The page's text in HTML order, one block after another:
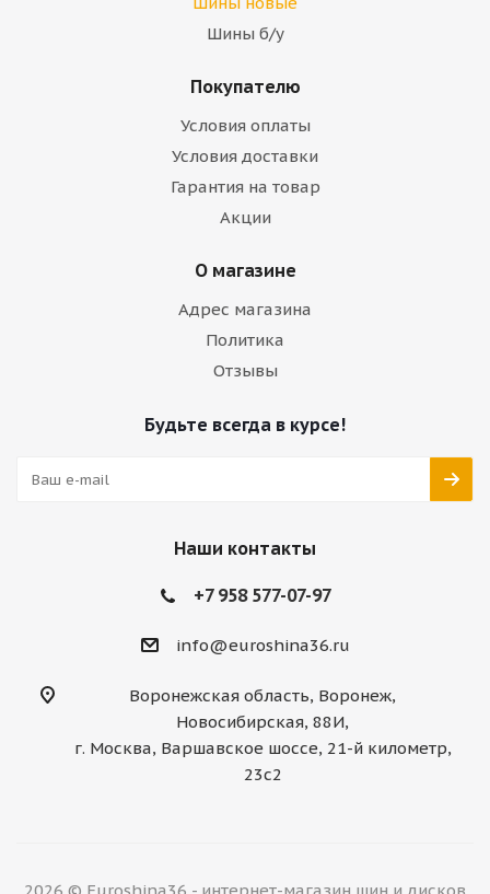
Шины б/у
Покупателю
Условия оплаты
Условия доставки
Гарантия на товар
Акции
О магазине
Адрес магазина
Политика
Отзывы
Будьте всегда в курсе!
Наши контакты
+7 958 577-07-97
info@euroshina36.ru
Воронежская область, Воронеж,
Новосибирская, 88И,
г. Москва, Варшавское шоссе, 21-й километр,
23с2